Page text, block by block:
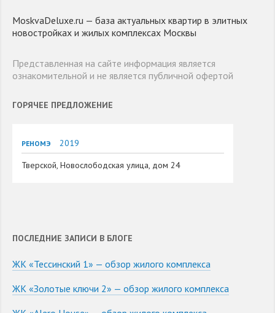
MoskvaDeluxe.ru — база актуальных квартир в элитных
новостройках и жилых комплексах Москвы
Представленная на сайте информация является
ознакомительной и не является публичной офертой
ГОРЯЧЕЕ ПРЕДЛОЖЕНИЕ
РЕНОМЭ
2019
Тверской, Новослободская улица, дом 24
ПОСЛЕДНИЕ ЗАПИСИ В БЛОГЕ
ЖК «Тессинский 1» — обзор жилого комплекса
ЖК «Золотые ключи 2» — обзор жилого комплекса